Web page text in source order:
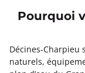
Pourquoi
Décines-Charpieu
naturels,